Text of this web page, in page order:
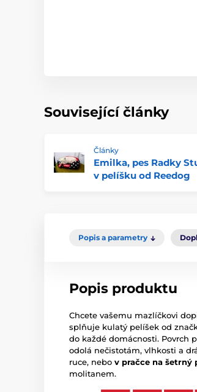
Související články
Články
Emilka, pes Radky
v pelíšku od Reedog
Popis a parametry
Popis produktu
Chcete vašemu mazlíčkovi
splňuje kulatý pelíšek od
do každé domácnosti. Povrch
odolá nečistotám, vlhkosti a
ruce, nebo v pračce na šetrný
molitanem.